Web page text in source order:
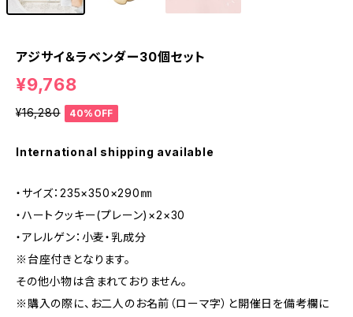
アジサイ＆ラベンダー30個セット
¥9,768
¥16,280 40%OFF
International shipping available
・サイズ：235×350×290㎜
・ハートクッキー(プレーン)×2×30
・アレルゲン：小麦・乳成分
※台座付きとなります。
その他小物は含まれておりません。
※購入の際に、お二人のお名前（ローマ字）と開催日を備考欄に